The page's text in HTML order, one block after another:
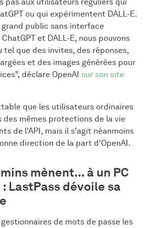
ou qui expérimentent DALL-E.
public sans interface
et DALL-E, nous pouvons
tel que des invites, des réponses,
et des images générées pour
déclare OpenAI sur son site
que les utilisateurs ordinaires
des mêmes protections de la vie
de l'API, mais il s'agit néanmoins
direction de la part d'OpenAI.
mènent... à un PC
LastPass dévoile sa
de mots de passe les